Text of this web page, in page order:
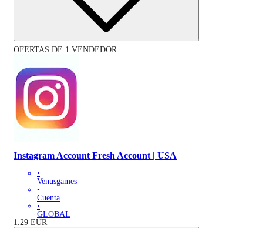
OFERTAS DE 1 VENDEDOR
Instagram Account Fresh Account | USA
•
Venusgames
•
Cuenta
•
GLOBAL
1.29 EUR